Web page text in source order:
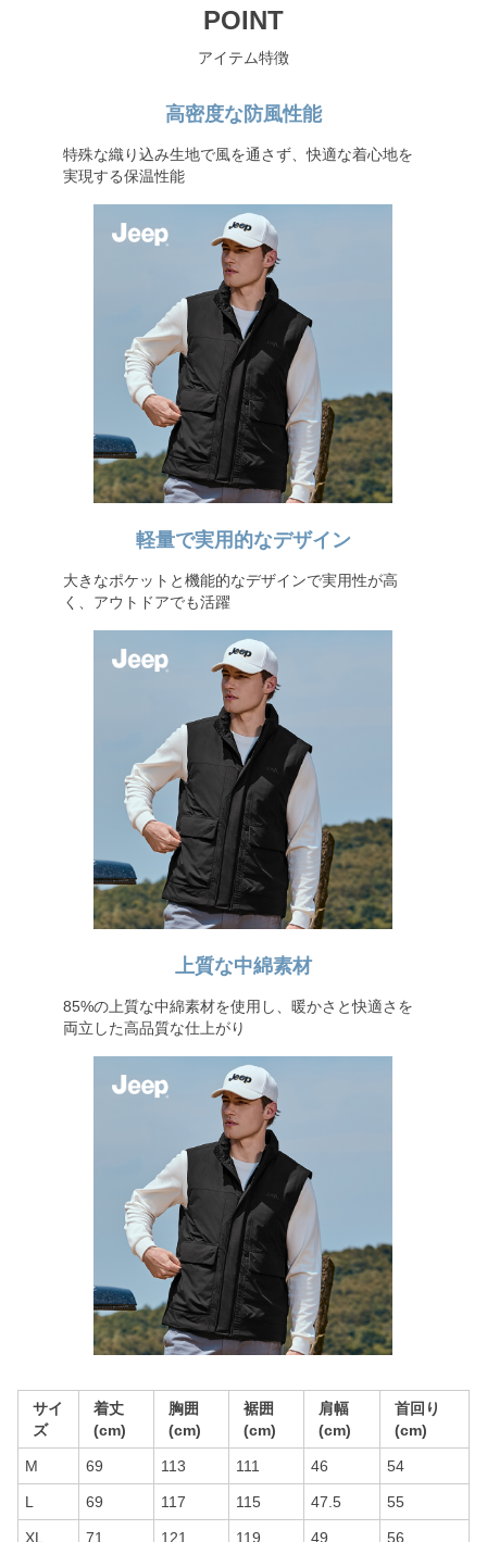
POINT
アイテム特徴
高密度な防風性能
特殊な織り込み生地で風を通さず、快適な着心地を
実現する保温性能
軽量で実用的なデザイン
大きなポケットと機能的なデザインで実用性が高
く、アウトドアでも活躍
上質な中綿素材
85%の上質な中綿素材を使用し、暖かさと快適さを
両立した高品質な仕上がり
サイ
ズ
着丈
(cm)
胸囲
(cm)
裾囲
(cm)
肩幅
(cm)
首回り
(cm)
M 69 113 111 46 54
L 69 117 115 47.5 55
XL 71 121 119 49 56